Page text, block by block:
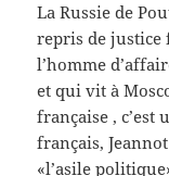
La Russie de
repris de justice
l’homme
et qui vit à
française ­, c’est
français,
«l’asile